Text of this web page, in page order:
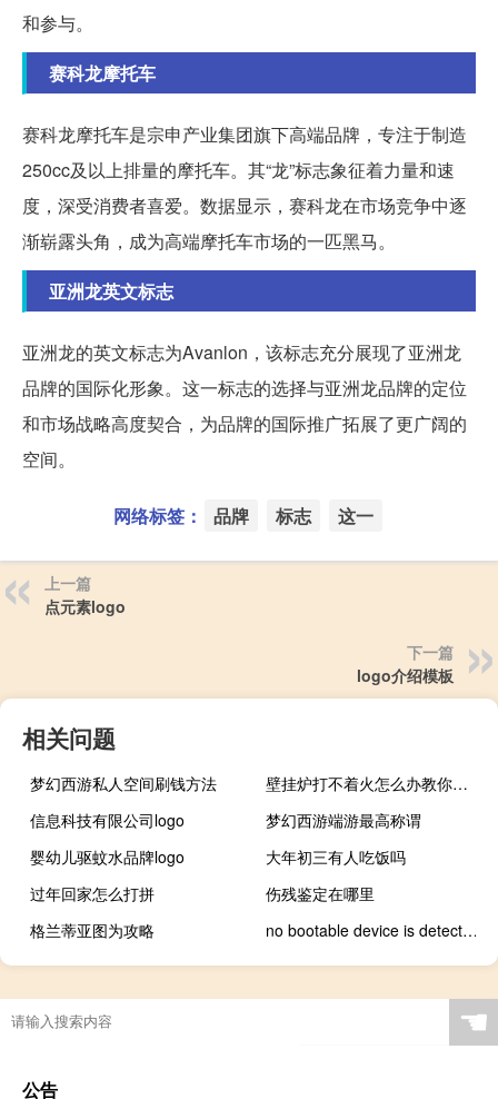
和参与。
赛科龙摩托车
赛科龙摩托车是宗申产业集团旗下高端品牌，专注于制造
250cc及以上排量的摩托车。其“龙”标志象征着力量和速
度，深受消费者喜爱。数据显示，赛科龙在市场竞争中逐
渐崭露头角，成为高端摩托车市场的一匹黑马。
亚洲龙英文标志
亚洲龙的英文标志为Avanlon，该标志充分展现了亚洲龙
品牌的国际化形象。这一标志的选择与亚洲龙品牌的定位
和市场战略高度契合，为品牌的国际推广拓展了更广阔的
空间。
网络标签： 品牌 标志 这一
上一篇
点元素logo
下一篇
logo介绍模板
相关问题
梦幻西游私人空间刷钱方法
壁挂炉打不着火怎么办教你一招
信息科技有限公司logo
梦幻西游端游最高称谓
婴幼儿驱蚊水品牌logo
大年初三有人吃饭吗
过年回家怎么打拼
伤残鉴定在哪里
格兰蒂亚图为攻略
no bootable device is detected怎么解决（no bootable device）
☚
公告